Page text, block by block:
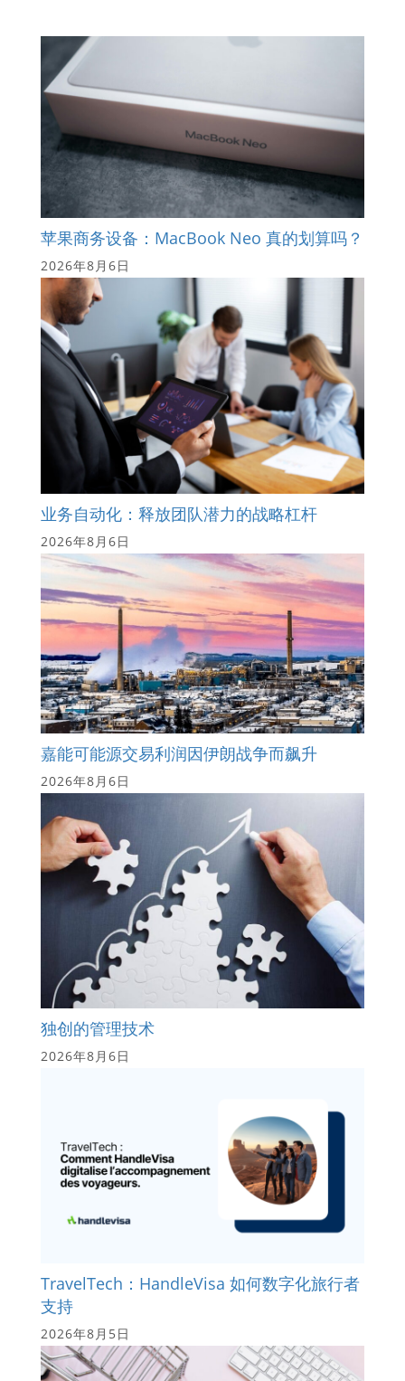
苹果商务设备：MacBook Neo 真的划算吗？
2026年8月6日
业务自动化：释放团队潜力的战略杠杆
2026年8月6日
嘉能可能源交易利润因伊朗战争而飙升
2026年8月6日
独创的管理技术
2026年8月6日
TravelTech：HandleVisa 如何数字化旅行者
支持
2026年8月5日